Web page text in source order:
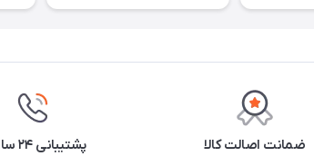
ضمانت اصالت کالا پشتیبانی ۲۴ ساعته